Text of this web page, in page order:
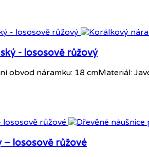
- lososově růžový
obvod náramku: 18 cmMateriál:
– lososově růžové